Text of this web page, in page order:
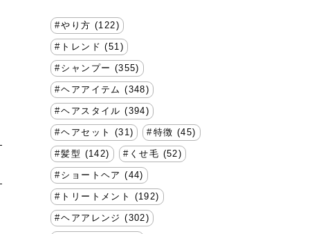
やり方 (122)
トレンド (51)
シャンプー (355)
ヘアアイテム (348)
ヘアスタイル (394)
ヘアセット (31) 特徴 (45)
髪型 (142) くせ毛 (52)
ショートヘア (44)
トリートメント (192)
ヘアアレンジ (302)